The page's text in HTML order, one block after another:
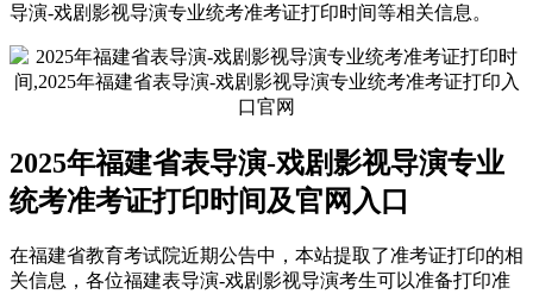
导演-戏剧影视导演专业统考准考证打印时间等相关信息。
2025年福建省表导演-戏剧影视导演专业
统考准考证打印时间及官网入口
在福建省教育考试院近期公告中，本站提取了准考证打印的相
关信息，各位福建表导演-戏剧影视导演考生可以准备打印准